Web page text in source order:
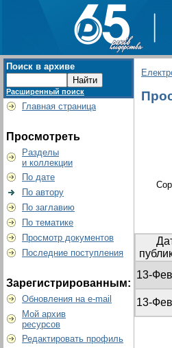
Поиск в архиве
Расширенный поиск
Главная страница
Просмотреть
Разделы
и коллекции
По дате
По автору
По заглавию
По тематике
Просмотр документов
Последние поступления
Зарегистрированным:
Обновления на e-mail
Мой архив
ресурсов
Редактировать профиль
13-
13-